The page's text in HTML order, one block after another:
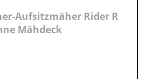
Aufsitzmäher Rider R
Mähdeck